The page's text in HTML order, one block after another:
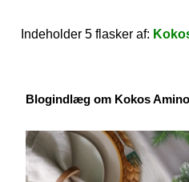
Indeholder 5 flasker af:
Blogindlæg om Kokos